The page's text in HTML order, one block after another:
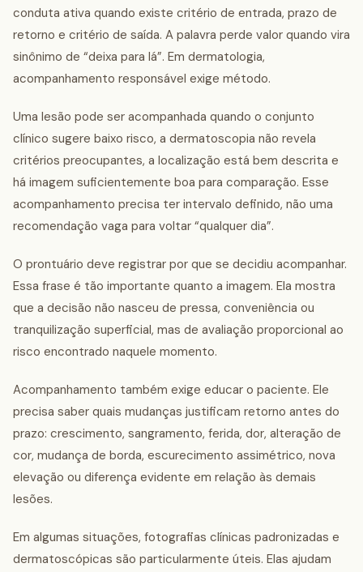
conduta ativa quando existe critério de entrada, prazo de
retorno e critério de saída. A palavra perde valor quando vira
sinônimo de “deixa para lá”. Em dermatologia,
acompanhamento responsável exige método.
Uma lesão pode ser acompanhada quando o conjunto
clínico sugere baixo risco, a dermatoscopia não revela
critérios preocupantes, a localização está bem descrita e
há imagem suficientemente boa para comparação. Esse
acompanhamento precisa ter intervalo definido, não uma
recomendação vaga para voltar “qualquer dia”.
O prontuário deve registrar por que se decidiu acompanhar.
Essa frase é tão importante quanto a imagem. Ela mostra
que a decisão não nasceu de pressa, conveniência ou
tranquilização superficial, mas de avaliação proporcional ao
risco encontrado naquele momento.
Acompanhamento também exige educar o paciente. Ele
precisa saber quais mudanças justificam retorno antes do
prazo: crescimento, sangramento, ferida, dor, alteração de
cor, mudança de borda, escurecimento assimétrico, nova
elevação ou diferença evidente em relação às demais
lesões.
Em algumas situações, fotografias clínicas padronizadas e
dermatoscópicas são particularmente úteis. Elas ajudam